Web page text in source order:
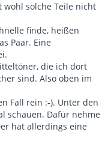
wohl solche Teile nicht
finde, heißen
Paar. Eine
die ich dort
sind. Also oben im
Fall rein :-). Unter den
schauen. Dafür nehme
hat allerdings eine